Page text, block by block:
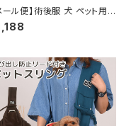
ール便】術後服 犬 ペット用
ンパース ペットウェア ドッ
ェア いぬ 小型犬 中型犬 服